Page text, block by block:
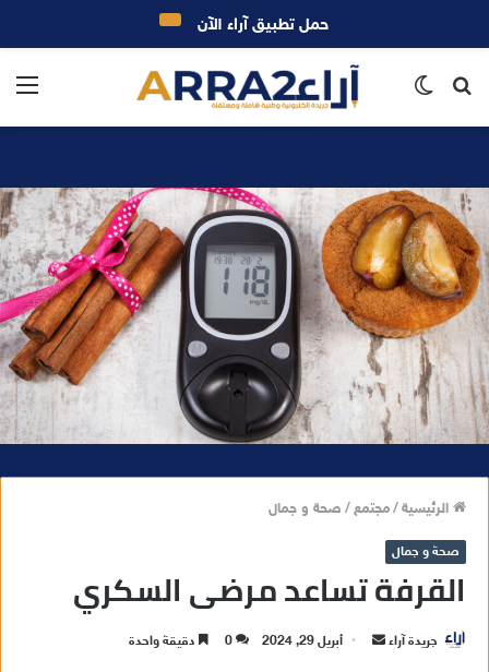
بحث
الرئيسية/مجتمع/ صحة و جمال
صحة و جمال
القرفة تساعد مرضى السكري
جريدة آراء أبريل 29, 2024 0 دقيقة واحدة
حمل تطبيق آراء الآن